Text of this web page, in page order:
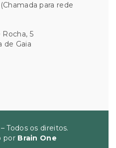
para rede
5
de Gaia
Todos os direitos.
por Brain One